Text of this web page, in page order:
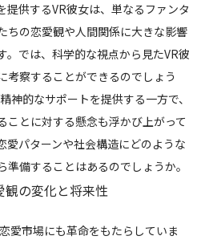
提供するVR彼女は、単なるファンタ
ちの恋愛観や人間関係に大きな影響
。では、科学的な視点から見たVR彼
考察することができるのでしょう
神的なサポートを提供する一方で、
ことに対する懸念も浮かび上がって
愛パターンや社会構造にどのような
備することはあるのでしょうか。
観の変化と将来性
愛市場にも革命をもたらしていま